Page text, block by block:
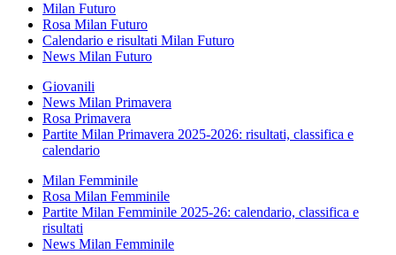
Milan Futuro
Rosa Milan Futuro
Calendario e risultati Milan Futuro
News Milan Futuro
Giovanili
News Milan Primavera
Rosa Primavera
Partite Milan Primavera 2025-2026: risultati, classifica e
calendario
Milan Femminile
Rosa Milan Femminile
Partite Milan Femminile 2025-26: calendario, classifica e
risultati
News Milan Femminile